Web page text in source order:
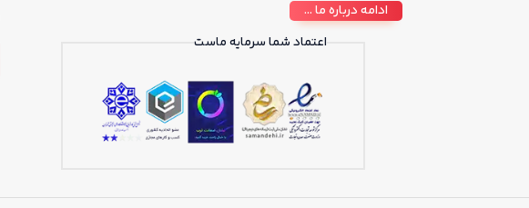
ادامه درباره ما ...
اعتماد شما سرمایه ماست